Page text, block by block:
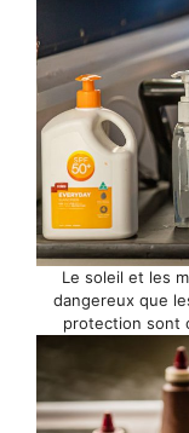
Le soleil et les
dangereux que
protection sont